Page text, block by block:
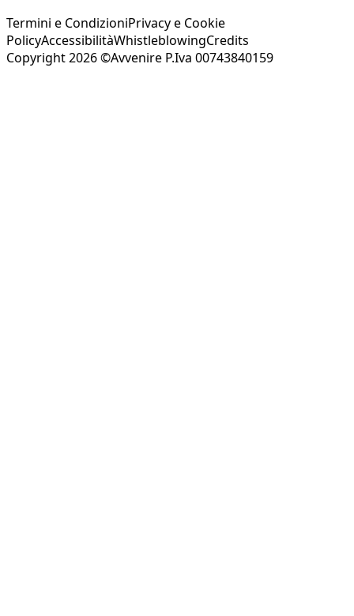
Termini e CondizioniPrivacy e Cookie
PolicyAccessibilitàWhistleblowingCredits
Copyright 2026 ©Avvenire P.Iva 00743840159